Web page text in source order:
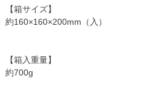
【箱サイズ】
約160×160×200mm（入）
【箱入重量】
約700g